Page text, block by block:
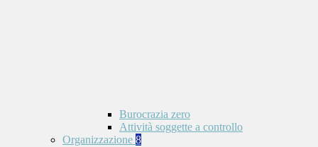
Burocrazia zero
Attività soggette a controllo
Organizzazione 8